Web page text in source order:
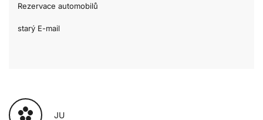
Rezervace automobilů
starý E-mail
JU